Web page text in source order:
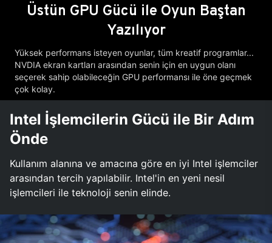
Üstün GPU Gücü ile Oyun Baştan
Yazılıyor
Yüksek performans isteyen oyunlar, tüm kreatif programlar...
NVDIA ekran kartları arasından senin için en uygun olanı
seçerek sahip olabileceğin GPU performansı ile öne geçmek
çok kolay.
Intel İşlemcilerin Gücü ile Bir Adım
Önde
Kullanım alanına ve amacına göre en iyi Intel işlemciler
arasından tercih yapılabilir. Intel'in en yeni nesil
işlemcileri ile teknoloji senin elinde.